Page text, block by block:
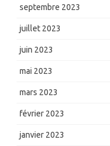
septembre 2023
juillet 2023
juin 2023
mai 2023
mars 2023
février 2023
janvier 2023